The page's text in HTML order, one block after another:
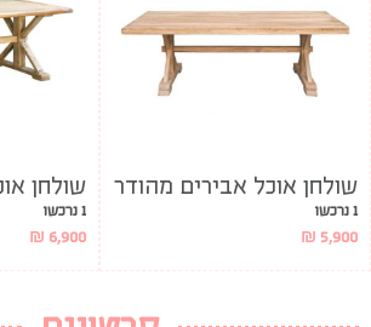
שולחן אוכל אבירים מהודר
1 נרכשו
₪ 5,900
שולחן
1 נרכשו
₪ 6,900